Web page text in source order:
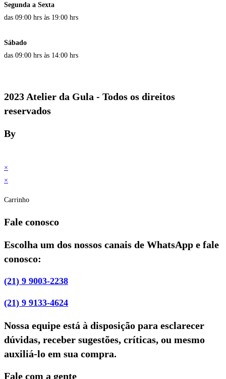
Segunda a Sexta
das 09:00 hrs às 19:00 hrs
Sábado
das 09:00 hrs às 14:00 hrs
2023 Atelier da Gula - Todos os direitos
reservados
By
×
×
Carrinho
Fale conosco
Escolha um dos nossos canais de WhatsApp e fale
conosco:
(21) 9 9003-2238
(21) 9 9133-4624
Nossa equipe está à disposição para esclarecer
dúvidas, receber sugestões, críticas, ou mesmo
auxiliá-lo em sua compra.
Fale com a gente